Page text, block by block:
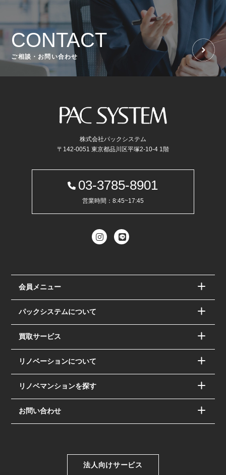
CONTACT
ご相談・お問い合わせ
株式会社パックシステム
〒142-0051 東京都品川区平塚2-10-4 1階
03-3785-8901
営業時間：8:45~17:45
会員メニュー
パックシステムについて
買取サービス
リノベーションについて
リノベマンションを探す
お問い合わせ
法人向けサービス